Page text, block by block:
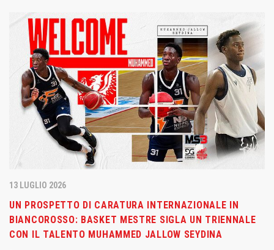
13 LUGLIO 2026
UN PROSPETTO DI CARATURA INTERNAZIONALE IN
BIANCOROSSO: BASKET MESTRE SIGLA UN TRIENNALE
CON IL TALENTO MUHAMMED JALLOW SEYDINA